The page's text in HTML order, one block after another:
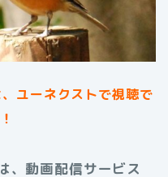
ユーネクストで視聴で
、動画配信サービス